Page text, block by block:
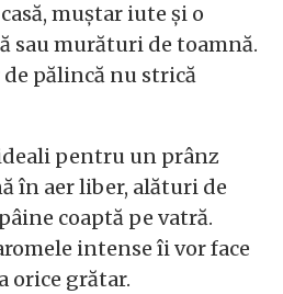
muștar iute și o
sau murături de toamnă.
de pălincă nu strică
pentru un prânz
în aer liber, alături de
coaptă pe vatră.
intense îi vor face
orice grătar.